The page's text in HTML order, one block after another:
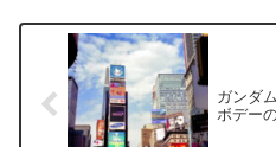
ガンダ
ボデー